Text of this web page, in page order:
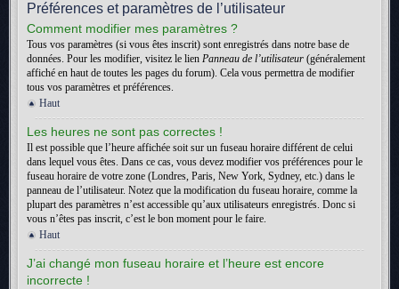
Préférences et paramètres de l’utilisateur
Comment modifier mes paramètres ?
Tous vos paramètres (si vous êtes inscrit) sont enregistrés dans notre base de
données. Pour les modifier, visitez le lien Panneau de l’utilisateur (généralement
affiché en haut de toutes les pages du forum). Cela vous permettra de modifier
tous vos paramètres et préférences.
Haut
Les heures ne sont pas correctes !
Il est possible que l’heure affichée soit sur un fuseau horaire différent de celui
dans lequel vous êtes. Dans ce cas, vous devez modifier vos préférences pour le
fuseau horaire de votre zone (Londres, Paris, New York, Sydney, etc.) dans le
panneau de l’utilisateur. Notez que la modification du fuseau horaire, comme la
plupart des paramètres n’est accessible qu’aux utilisateurs enregistrés. Donc si
vous n’êtes pas inscrit, c’est le bon moment pour le faire.
Haut
J’ai changé mon fuseau horaire et l’heure est encore
incorrecte !